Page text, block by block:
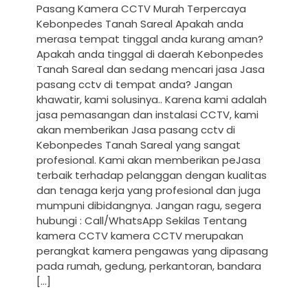
Pasang Kamera CCTV Murah Terpercaya
Kebonpedes Tanah Sareal Apakah anda
merasa tempat tinggal anda kurang aman?
Apakah anda tinggal di daerah Kebonpedes
Tanah Sareal dan sedang mencari jasa Jasa
pasang cctv di tempat anda? Jangan
khawatir, kami solusinya.. Karena kami adalah
jasa pemasangan dan instalasi CCTV, kami
akan memberikan Jasa pasang cctv di
Kebonpedes Tanah Sareal yang sangat
profesional. Kami akan memberikan peJasa
terbaik terhadap pelanggan dengan kualitas
dan tenaga kerja yang profesional dan juga
mumpuni dibidangnya. Jangan ragu, segera
hubungi : Call/WhatsApp Sekilas Tentang
kamera CCTV kamera CCTV merupakan
perangkat kamera pengawas yang dipasang
pada rumah, gedung, perkantoran, bandara
[…]